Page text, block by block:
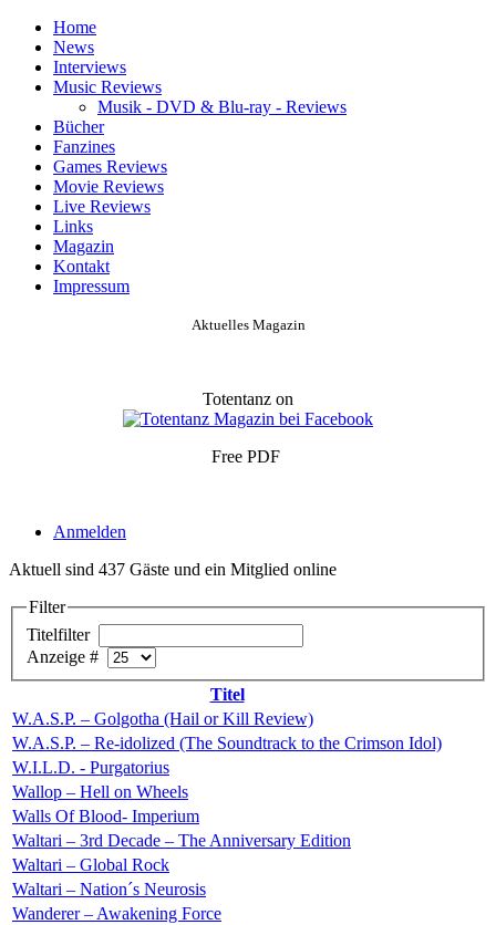
Home
News
Interviews
Music Reviews
Musik - DVD & Blu-ray - Reviews
Bücher
Fanzines
Games Reviews
Movie Reviews
Live Reviews
Links
Magazin
Kontakt
Impressum
Aktuelles Magazin
Totentanz on
Free PDF
Anmelden
Aktuell sind 437 Gäste und ein Mitglied online
Filter
Titelfilter
Anzeige #
Titel
W.A.S.P. – Golgotha (Hail or Kill Review)
W.A.S.P. – Re-idolized (The Soundtrack to the Crimson Idol)
W.I.L.D. - Purgatorius
Wallop – Hell on Wheels
Walls Of Blood- Imperium
Waltari – 3rd Decade – The Anniversary Edition
Waltari – Global Rock
Waltari – Nation´s Neurosis
Wanderer – Awakening Force